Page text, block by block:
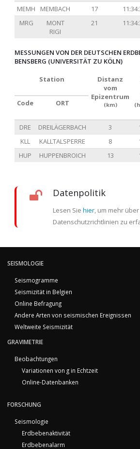
MEMH
MEMBACH 17
MRG
MONT
RIGI
21
MESSUNGEN VON DER DEUTSCHEN
BENSBERG (UNIVERSITÄT ZU KÖLN)
Station
Distanz
vom
Epizentrum
(km)
Code ORT
DRE DREILÄGERBACH 3
KLL
KALLTALSPERRE 8
HUP
HUPPENBROICH 13
Datenpolitik
Lesen Sie hier, um mehr
Datenschutzrichtlinien zu
SEISMOLOGIE
Seismogramme
Seismizität in Belgien
Online Befragung
Andere Arten von seismischen Ereignissen
Weltweite Seismizität
GRAVIMETRIE
Beobachtungen
Variationen von g in Echtzeit
Online-Datenbanken
FORSCHUNG
Seismologie
Erdbebenaktivität
Erdbebenalarm